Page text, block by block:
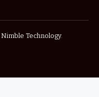
Nimble Technology.